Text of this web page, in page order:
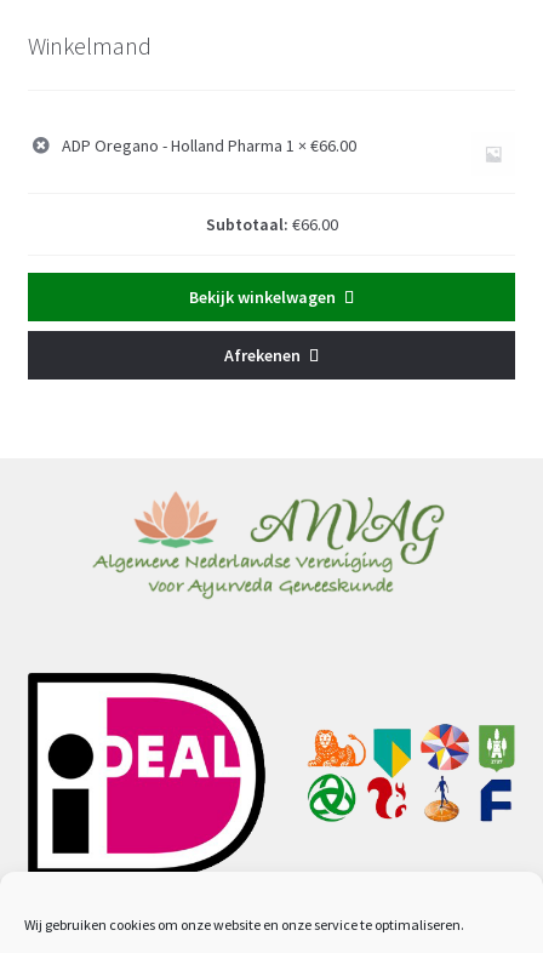
Wij gebruiken cookies om onze website en onze service te optimaliseren.
Winkelmand
ADP Oregano - Holland Pharma 1 × €66.00
Subtotaal: €66.00
Bekijk winkelwagen
Afrekenen